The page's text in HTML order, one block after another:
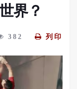
界？
382 列印